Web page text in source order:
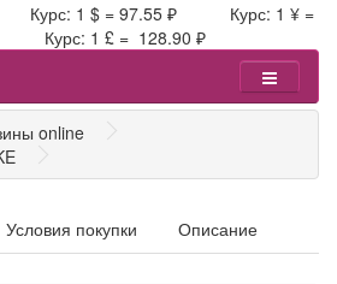
Курс: 1 $ = 97.55 ₽ Курс: 1 ¥ =
Курс: 1 £ = 128.90 ₽
online
Условия покупки
Описание